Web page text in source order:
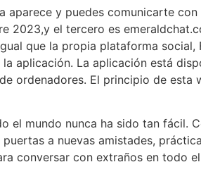
aparece y puedes comunicarte
2023,y el tercero es
que la propia plataforma
aplicación. La aplicación está
ordenadores. El principio de
el mundo nunca ha sido tan fácil.
a nuevas amistades,
conversar con extraños en todo